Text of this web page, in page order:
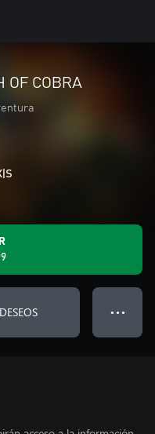
OF COBRA
● ● ●